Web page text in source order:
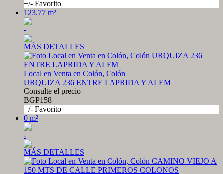
+/- Favorito
123.77 m²
-
MÁS DETALLES
Local en Venta en Colón, Colón
URQUIZA 236 ENTRE LAPRIDA Y ALEM
Consulte el precio
BGP158
+/- Favorito
0 m²
-
MÁS DETALLES